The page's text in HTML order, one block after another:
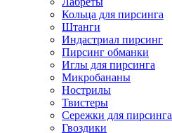
Кольца для пирсинга
Штанги
Индастриал пирсинг
Пирсинг обманки
Иглы для пирсинга
Микробананы
Нострилы
Твистеры
Сережки для пирсинга
Гвоздики